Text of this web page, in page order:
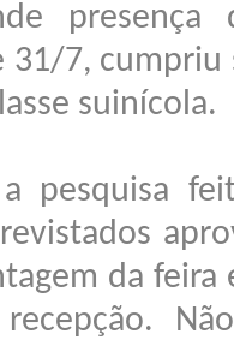
31/7,
suinícola.
pesquisa
da